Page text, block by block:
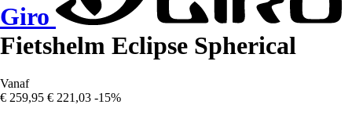
Giro
Fietshelm Eclipse Spherical
Vanaf
€ 259,95 € 221,03 -15%